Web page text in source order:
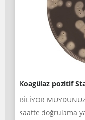
Koagülaz pozitif
BİLİYOR
saatte doğrulama